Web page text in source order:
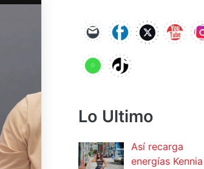
Lo Ultimo
Así recarga
energías Kennia